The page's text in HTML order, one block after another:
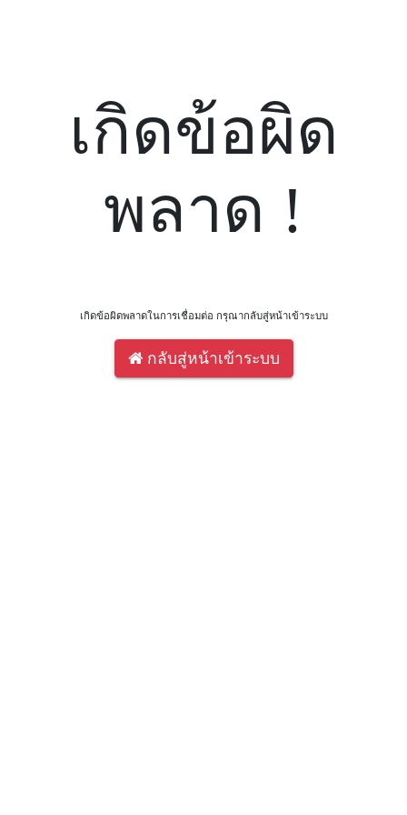
เกิดข้อผิด
พลาด !
เกิดข้อผิดพลาดในการเชื่อมต่อ กรุณากลับสู่หน้าเข้าระบบ
กลับสู่หน้าเข้าระบบ